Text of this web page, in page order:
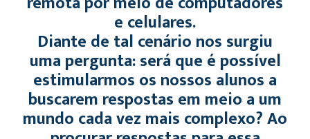
e celulares.
Diante de tal cenário nos surgiu
uma pergunta: será que é possível
estimularmos os nossos alunos a
buscarem respostas em meio a um
mundo cada vez mais complexo? Ao